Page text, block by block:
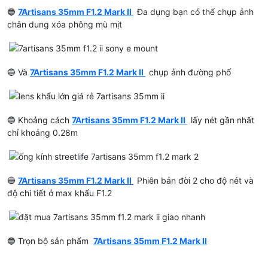
🔵 7Artisans 35mm F1.2 Mark II Đa dụng bạn có thể chụp ảnh
chân dung xóa phông mù mịt
🔵 Và 7Artisans 35mm F1.2 Mark II chụp ảnh đường phố
🔵 Khoảng cách 7Artisans 35mm F1.2 Mark II
lấy nét gần nhất
chỉ khoảng 0.28m
🔵 7Artisans 35mm F1.2 Mark II
Phiên bản đời 2 cho độ nét và
độ chi tiết ở max khẩu F1.2
🔵 Trọn bộ sản phẩm 7Artisans 35mm F1.2 Mark II